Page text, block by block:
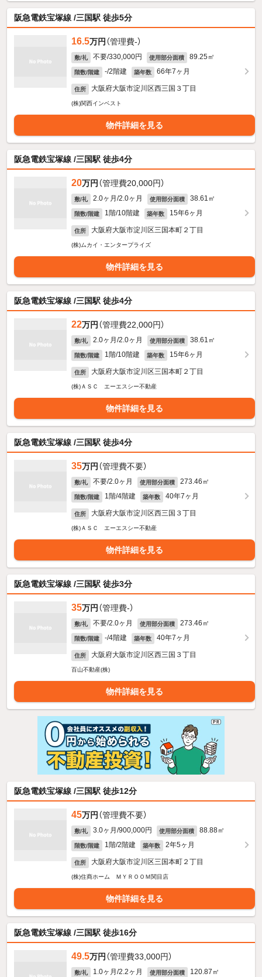
阪急電鉄宝塚線 /三国駅 徒歩5分
16.5万円 （管理費-）
敷/礼 不要/330,000円 使用部分面積 89.25㎡
階数/階建 -/2階建 築年数 66年7ヶ月
住所 大阪府大阪市淀川区西三国３丁目
(株)関西インベスト
物件詳細を見る
阪急電鉄宝塚線 /三国駅 徒歩4分
20万円 （管理費20,000円）
敷/礼 2.0ヶ月/2.0ヶ月 使用部分面積 38.61㎡
階数/階建 1階/10階建 築年数 15年6ヶ月
住所 大阪府大阪市淀川区三国本町２丁目
(株)ムカイ・エンタープライズ
物件詳細を見る
阪急電鉄宝塚線 /三国駅 徒歩4分
22万円 （管理費22,000円）
敷/礼 2.0ヶ月/2.0ヶ月 使用部分面積 38.61㎡
階数/階建 1階/10階建 築年数 15年6ヶ月
住所 大阪府大阪市淀川区三国本町２丁目
(株)ＡＳＣ エーエスシー不動産
物件詳細を見る
阪急電鉄宝塚線 /三国駅 徒歩4分
35万円 （管理費不要）
敷/礼 不要/2.0ヶ月 使用部分面積 273.46㎡
階数/階建 1階/4階建 築年数 40年7ヶ月
住所 大阪府大阪市淀川区西三国３丁目
(株)ＡＳＣ エーエスシー不動産
物件詳細を見る
阪急電鉄宝塚線 /三国駅 徒歩3分
35万円 （管理費-）
敷/礼 不要/2.0ヶ月 使用部分面積 273.46㎡
階数/階建 -/4階建 築年数 40年7ヶ月
住所 大阪府大阪市淀川区西三国３丁目
百山不動産(株)
物件詳細を見る
阪急電鉄宝塚線 /三国駅 徒歩12分
45万円 （管理費不要）
敷/礼 3.0ヶ月/900,000円 使用部分面積 88.88㎡
階数/階建 1階/2階建 築年数 2年5ヶ月
住所 大阪府大阪市淀川区三国本町２丁目
(株)住商ホーム ＭＹＲＯＯＭ関目店
物件詳細を見る
阪急電鉄宝塚線 /三国駅 徒歩16分
49.5万円 （管理費33,000円）
敷/礼 1.0ヶ月/2.2ヶ月 使用部分面積 120.87㎡